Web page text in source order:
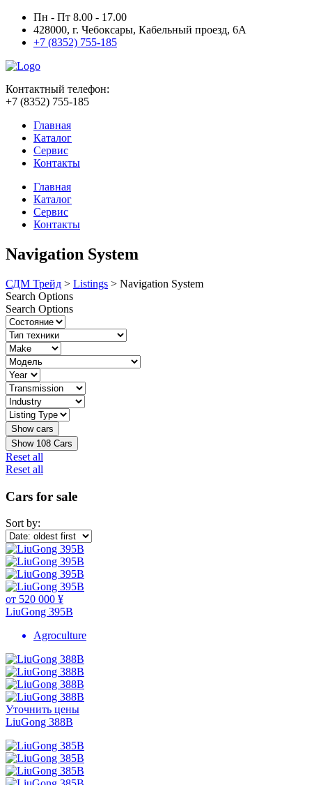
Пн - Пт 8.00 - 17.00
428000, г. Чебоксары, Кабельный проезд, 6А
+7 (8352) 755-185
Контактный телефон:
+7 (8352) 755-185
Главная
Каталог
Сервис
Контакты
Главная
Каталог
Сервис
Контакты
Navigation System
СДМ Трейд > Listings > Navigation System
Search Options
Search Options
Show 108 Cars
Reset all
Reset all
Cars for sale
Sort by:
от 520 000 ¥
LiuGong 395B
Agroculture
Уточнить цены
LiuGong 388В